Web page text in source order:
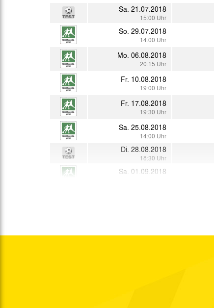
Sa. 21.07.2018
15:00 Uhr
So. 29.07.2018
14:00 Uhr
Mo. 06.08.2018
20:15 Uhr
Fr. 10.08.2018
19:00 Uhr
Fr. 17.08.2018
19:30 Uhr
Sa. 25.08.2018
14:00 Uhr
Di. 28.08.2018
18:30 Uhr
Sa. 01.09.2018